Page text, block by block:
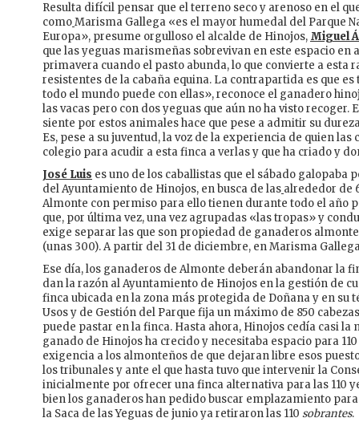
Resulta difícil pensar que el terreno seco y arenoso en el
comoMarisma Gallega «es el mayor humedal del Parque
Europa», presume orgulloso el alcalde de Hinojos, Miguel
que las yeguas marismeñas sobrevivan en este espacio en
primavera cuando el pasto abunda, lo que convierte a esta
resistentes de la cabaña equina. La contrapartida es que
todo el mundo puede con ellas», reconoce el ganadero
las vacas pero con dos yeguas que aún no ha visto recoger.
siente por estos animales hace que pese a admitir su
Es, pese a su juventud, la voz de la experiencia de quien
colegio para acudir a esta finca a verlas y que ha criado y
José Luis es uno de los caballistas que el sábado galopaba
del Ayuntamiento de Hinojos, en busca de las alrededor de
Almonte con permiso para ello tienen durante todo el año
que, por última vez, una vez agrupadas «las tropas» y
exige separar las que son propiedad de ganaderos
(unas 300). A partir del 31 de diciembre, en Marisma
Ese día, los ganaderos de Almonte deberán abandonar la
dan la razón al Ayuntamiento de Hinojos en la gestión de
finca ubicada en la zona más protegida de Doñana y en
Usos y de Gestión del Parque fija un máximo de 850
puede pastar en la finca. Hasta ahora, Hinojos cedía casi
ganado de Hinojos ha crecido y necesitaba espacio para
exigencia a los almonteños de que dejaran libre esos
los tribunales y ante el que hasta tuvo que intervenir la
inicialmente por ofrecer una finca alternativa para las 110
bien los ganaderos han pedido buscar emplazamiento
la Saca de las Yeguas de junio ya retiraron las 110 sobrantes.